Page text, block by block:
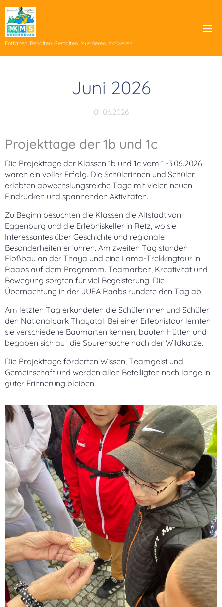
Entfalten. Behalten. Gestalten. Musizieren. Aktivieren
Juni 2026
01.06.2026
Projekttage der 1b und 1c
Die Projekttage der Klassen 1b und 1c vom 1.-3.06.2026
waren ein voller Erfolg. Die Schülerinnen und Schüler
erlebten abwechslungsreiche Tage mit vielen neuen
Eindrücken und spannenden Aktivitäten.
Zu Beginn besuchten die Klassen die Altstadt von
Eggenburg und die Erlebniskeller in Retz, wo sie
Interessantes über Geschichte und regionale
Besonderheiten erfuhren. Am zweiten Tag standen
Floßbau an der Thaya und eine Lama-Trekkingtour in
Raabs auf dem Programm. Teamarbeit, Kreativität und
Bewegung sorgten für viel Begeisterung. Die
Übernachtung in der JUFA Raabs rundete den Tag ab.
Am letzten Tag erkundeten die Schülerinnen und Schüler
den Nationalpark Thayatal. Bei einer Erlebnistour lernten
sie verschiedene Baumarten kennen, bauten Hütten und
begaben sich auf die Spurensuche nach der Wildkatze.
Die Projekttage förderten Wissen, Teamgeist und
Gemeinschaft und werden allen Beteiligten noch lange in
guter Erinnerung bleiben.